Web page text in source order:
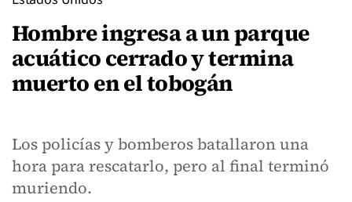
Hombre ingresa a un parque
acuático cerrado y termina
muerto en el tobogán
Los policías y bomberos batallaron una
hora para rescatarlo, pero al final terminó
muriendo.